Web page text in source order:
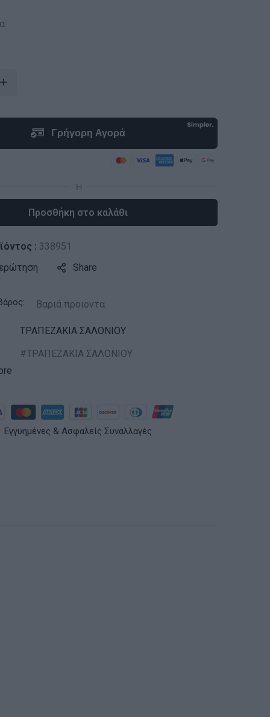
Προσθήκη στο καλάθι
: 338951
Share
Βαριά προιοντα
ΤΡΑΠΕΖΑΚΙΑ ΣΑΛΟΝΙΟΥ
ΤΡΑΠΕΖΑΚΙΑ ΣΑΛΟΝΙΟΥ
Εγγυημένες & Ασφαλείς Συναλλαγές